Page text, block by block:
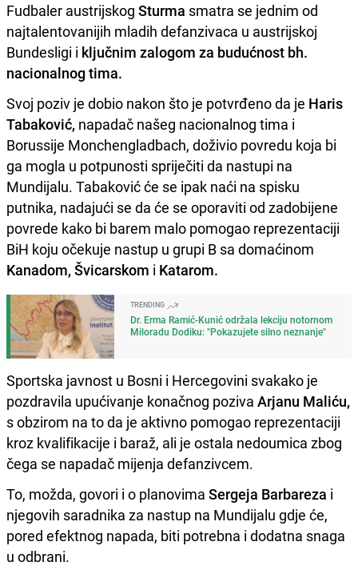
Fudbaler austrijskog Sturma smatra se jednim od
najtalentovanijih mladih defanzivaca u austrijskoj
Bundesligi i ključnim zalogom za budućnost bh.
nacionalnog tima.
Svoj poziv je dobio nakon što je potvrđeno da je Haris
Tabaković, napadač našeg nacionalnog tima i
Borussije Monchengladbach, doživio povredu koja bi
ga mogla u potpunosti spriječiti da nastupi na
Mundijalu. Tabaković će se ipak naći na spisku
putnika, nadajući se da će se oporaviti od zadobijene
povrede kako bi barem malo pomogao reprezentaciji
BiH koju očekuje nastup u grupi B sa domaćinom
Kanadom, Švicarskom i Katarom.
TRENDING
Dr. Erma Ramić-Kunić održala lekciju notornom
Miloradu Dodiku: "Pokazujete silno neznanje"
Sportska javnost u Bosni i Hercegovini svakako je
pozdravila upućivanje konačnog poziva Arjanu Maliću,
s obzirom na to da je aktivno pomogao reprezentaciji
kroz kvalifikacije i baraž, ali je ostala nedoumica zbog
čega se napadač mijenja defanzivcem.
To, možda, govori i o planovima Sergeja Barbareza i
njegovih saradnika za nastup na Mundijalu gdje će,
pored efektnog napada, biti potrebna i dodatna snaga
u odbrani.